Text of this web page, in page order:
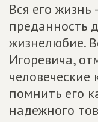
Вся его жизнь
преданность
жизнелюбие.
Игоревича,
человеческие
помнить его
надежного